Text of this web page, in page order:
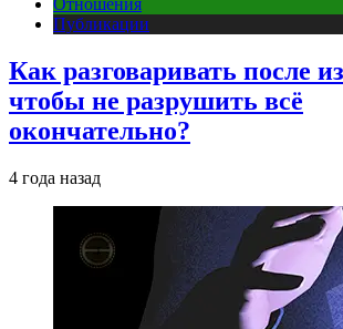
Публикации
Как разговаривать после
чтобы не разрушить всё
окончательно?
4 года назад